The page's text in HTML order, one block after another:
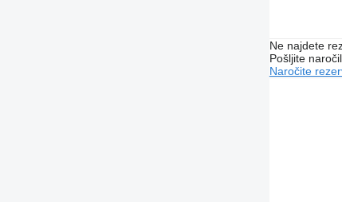
Ne najdete
Pošljite
Naročite